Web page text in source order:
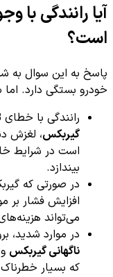
است؟
پاسخ به این سوال به
خودرو بستگی دارد. اما
رانندگی با خطای P0903 می‌تواند باعث
گیربکس، لغزش
است در شرایط
بیندازد.
در صورتی که
افزایش فشار بر
می‌تواند
در موارد شدید،
ناگهانی گیربکس
که بسیار